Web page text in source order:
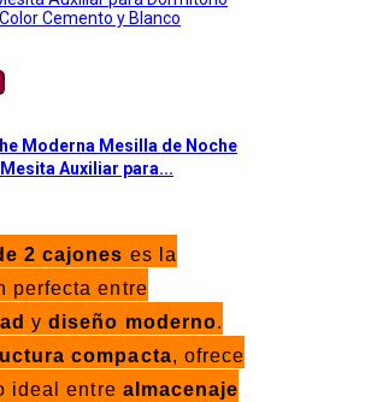
Moderna Mesilla de Noche
Auxiliar para...
2 cajones es la
perfecta entre
ydiseño moderno.
compacta, ofrece
ideal entre almacenaje